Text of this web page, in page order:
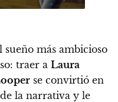
más ambicioso
traer a Laura
se convirtió en
la narrativa y le